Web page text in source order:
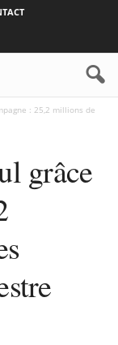
: 25,2 millions de
grâce